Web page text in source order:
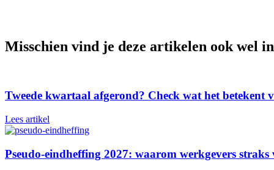
Dit betaal je
Maximale
Maximale
Misschien vind je deze artikelen ook wel
Tweede kwartaal afgerond? Check wat het betekent
Lees artikel
Pseudo-eindheffing 2027: waarom werkgevers